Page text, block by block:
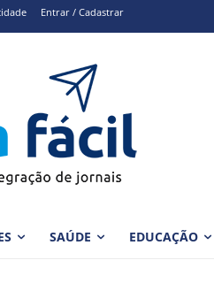
Entrar / Cadastrar
SAÚDE EDUCAÇÃO